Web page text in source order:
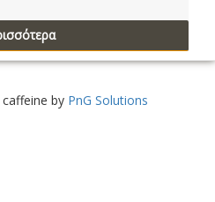
by PnG Solutions